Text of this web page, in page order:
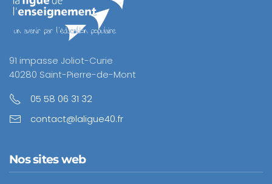
91 impasse Joliot-Curie
40280 Saint-Pierre-de-Mont
05 58 06 31 32
contact@laligue40.fr
Nos sites web